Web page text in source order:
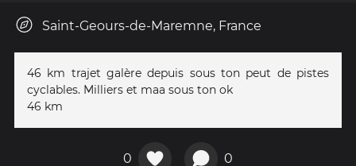
Saint-Geours-de-Maremne, France
46 km trajet galère depuis sous ton peut de pistes
cyclables. Milliers et maa sous ton ok
46 km
0 0